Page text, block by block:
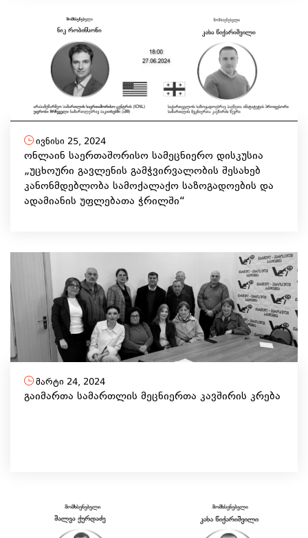
ივნისი 25, 2024
ონლაინ საერთაშორისო სამეცნიერო დისკუსია
„უცხოური გავლენის გამჭვირვალობის შესახებ
კანონმდებლობა სამოქალაქო საზოგადოების და
ადამიანის უფლებათა ჭრილში“
მარტი 24, 2024
გაიმართა სამართლის მეცნიერთა კავშირის კრება